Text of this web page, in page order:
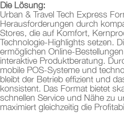
Die Lösung:
Urban & Travel Tech Express
Herausforderungen durch
Stores, die auf Komfort,
Technologie-Highlights setzen.
ermöglichen Online-
interaktive Produktberatung.
mobile POS-Systeme und
bleibt der Betrieb effizient und
konsistent. Das Format bietet
schnellen Service und Nähe zu
maximiert gleichzeitig die